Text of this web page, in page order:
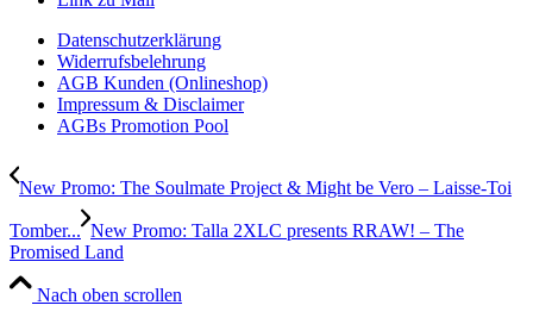
Datenschutzerklärung
Widerrufsbelehrung
AGB Kunden (Onlineshop)
Impressum & Disclaimer
AGBs Promotion Pool
New Promo: The Soulmate Project & Might be Vero – Laisse-Toi
Tomber... New Promo: Talla 2XLC presents RRAW! – The
Promised Land
Nach oben scrollen